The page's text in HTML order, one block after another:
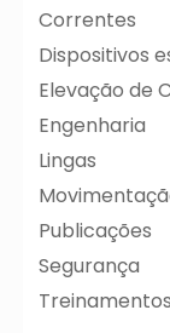
Correntes
Dispositivos
Elevação de
Engenharia
Lingas
Publicações
Segurança